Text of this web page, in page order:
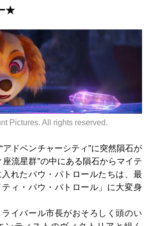
★
Pictures. All rights reserved.
アドベンチャーシティ”に突然隕石が
座流星群”の中にある隕石からマイテ
れたパウ・パトロールたちは、最
ィ・パウ・パトロール」に大変身
イバール市長がおそろしく頭のい